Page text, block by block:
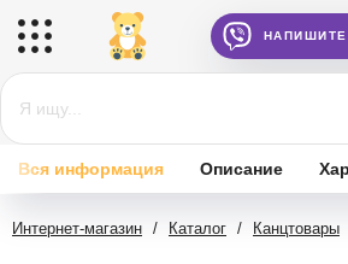
Вся информация Описание
Интернет-магазин / Каталог / Канцтовары